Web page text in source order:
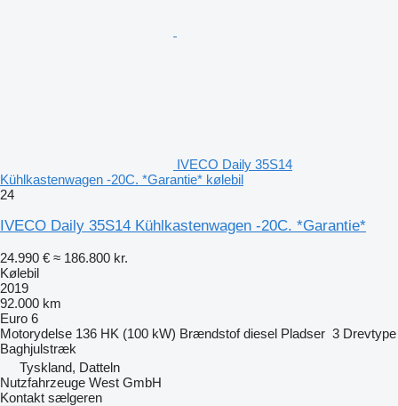
IVECO Daily 35S14
Kühlkastenwagen -20C. *Garantie* kølebil
24
IVECO Daily 35S14 Kühlkastenwagen -20C. *Garantie*
24.990 € ≈ 186.800 kr.
Kølebil
2019
92.000 km
Euro 6
Motorydelse 136 HK (100 kW) Brændstof diesel Pladser 3 Drevtype
Baghjulstræk
Tyskland, Datteln
Nutzfahrzeuge West GmbH
Kontakt sælgeren